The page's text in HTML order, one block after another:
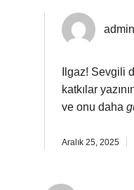
admin
Ilgaz! Sevgili
katkılar
ve onu daha
Aralık 25, 2025